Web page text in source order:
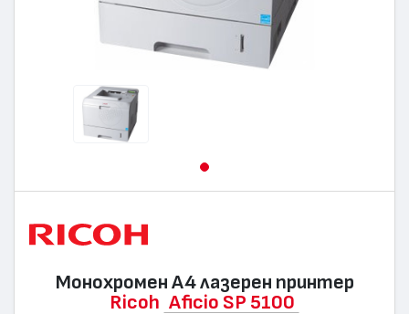
Монохромен А4 лазерен принтер
Ricoh Aficio SP 5100